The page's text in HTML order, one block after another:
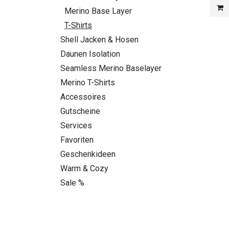
Merino Base Layer
T-Shirts
Shell Jacken & Hosen
Daunen Isolation
Seamless Merino Baselayer
Merino T-Shirts
Accessoires
Gutscheine
Services
Favoriten
Geschenkideen
Warm & Cozy
Sale %